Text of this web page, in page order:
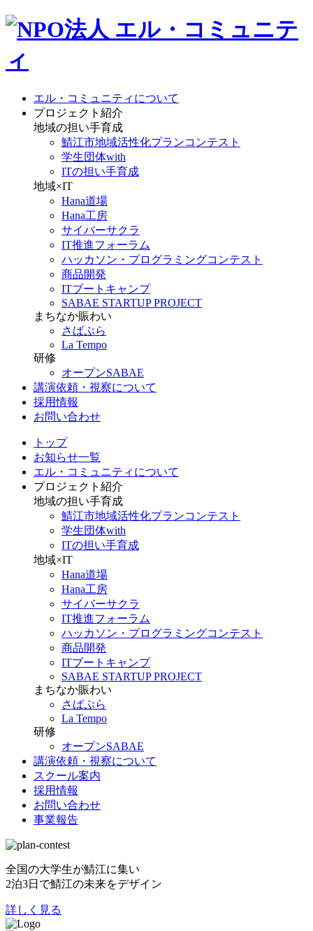
エル・コミュニティについて
プロジェクト紹介
地域の担い手育成
鯖江市地域活性化プランコンテスト
学生団体with
ITの担い手育成
地域×IT
Hana道場
Hana工房
サイバーサクラ
IT推進フォーラム
ハッカソン・プログラミングコンテスト
商品開発
ITブートキャンプ
SABAE STARTUP PROJECT
まちなか賑わい
さばぷら
La Tempo
研修
オープンSABAE
講演依頼・視察について
採用情報
お問い合わせ
トップ
お知らせ一覧
エル・コミュニティについて
プロジェクト紹介
地域の担い手育成
鯖江市地域活性化プランコンテスト
学生団体with
ITの担い手育成
地域×IT
Hana道場
Hana工房
サイバーサクラ
IT推進フォーラム
ハッカソン・プログラミングコンテスト
商品開発
ITブートキャンプ
SABAE STARTUP PROJECT
まちなか賑わい
さばぷら
La Tempo
研修
オープンSABAE
講演依頼・視察について
スクール案内
採用情報
お問い合わせ
事業報告
全国の大学生が鯖江に集い
2泊3日で鯖江の未来をデザイン
詳しく見る